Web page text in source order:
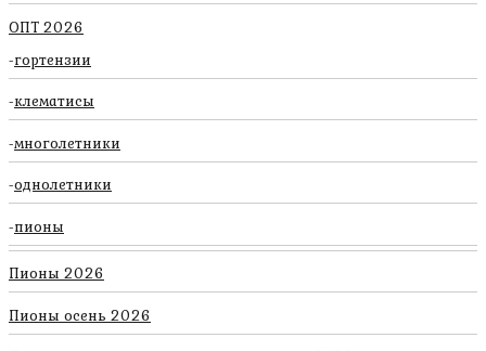
ОПТ 2026
гортензии
клематисы
многолетники
однолетники
пионы
Пионы 2026
Пионы осень 2026